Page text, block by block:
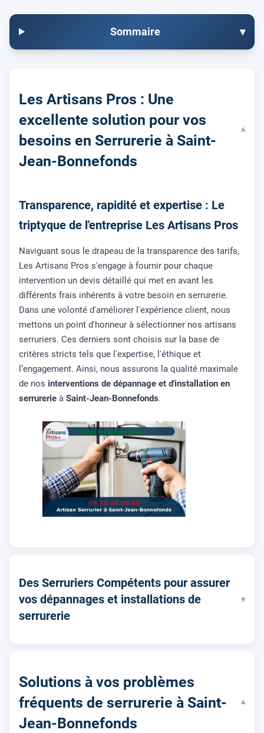
Sommaire ▾
Les Artisans Pros : Une
excellente solution pour vos
besoins en Serrurerie à Saint-
Jean-Bonnefonds
▾
Transparence, rapidité et expertise : Le
triptyque de l'entreprise Les Artisans Pros
Naviguant sous le drapeau de la transparence des tarifs,
Les Artisans Pros s'engage à fournir pour chaque
intervention un devis détaillé qui met en avant les
différents frais inhérents à votre besoin en serrurerie.
Dans une volonté d'améliorer l'expérience client, nous
mettons un point d'honneur à sélectionner nos artisans
serruriers. Ces derniers sont choisis sur la base de
critères stricts tels que l'expertise, l'éthique et
l’engagement. Ainsi, nous assurons la qualité maximale
de nos interventions de dépannage et d'installation en
serrurerie à Saint-Jean-Bonnefonds.
Des Serruriers Compétents pour assurer
vos dépannages et installations de
serrurerie
▾
Solutions à vos problèmes
fréquents de serrurerie à Saint-
Jean-Bonnefonds
▾